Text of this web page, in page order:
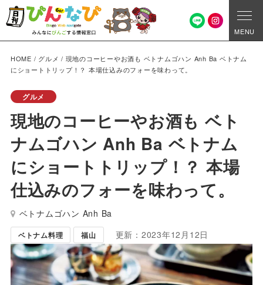
MENU
HOME / グルメ / 現地のコーヒーやお酒も ベトナムゴハン Anh Ba ベトナム
にショートトリップ！？ 本場仕込みのフォーを味わって。
グルメ
現地のコーヒーやお酒も ベト
ナムゴハン Anh Ba ベトナム
にショートトリップ！？ 本場
仕込みのフォーを味わって。
ベトナムゴハン Anh Ba
ベトナム料理 福山 更新：2023年12月12日